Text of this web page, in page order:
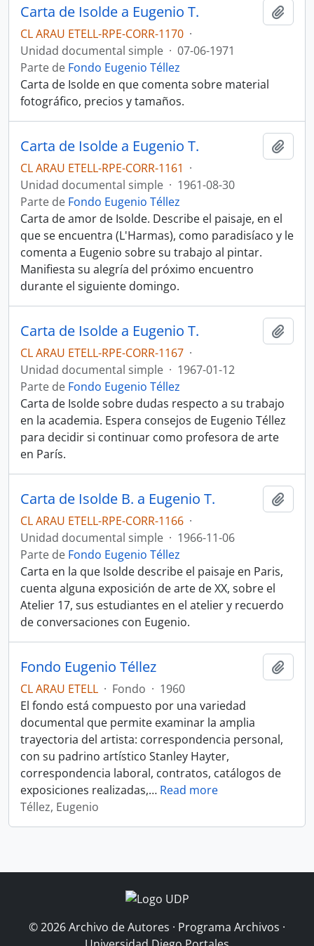
Carta de Isolde a Eugenio T.
CL ARAU ETELL-RPE-CORR-1170 ·
Unidad documental simple · 07-06-1971
Parte de Fondo Eugenio Téllez
Carta de Isolde en que comenta sobre material
fotográfico, precios y tamaños.
Carta de Isolde a Eugenio T.
CL ARAU ETELL-RPE-CORR-1161 ·
Unidad documental simple · 1961-08-30
Parte de Fondo Eugenio Téllez
Carta de amor de Isolde. Describe el paisaje, en el
que se encuentra (L'Harmas), como paradisíaco y le
comenta a Eugenio sobre su trabajo al pintar.
Manifiesta su alegría del próximo encuentro
durante el siguiente domingo.
Carta de Isolde a Eugenio T.
CL ARAU ETELL-RPE-CORR-1167 ·
Unidad documental simple · 1967-01-12
Parte de Fondo Eugenio Téllez
Carta de Isolde sobre dudas respecto a su trabajo
en la academia. Espera consejos de Eugenio Téllez
para decidir si continuar como profesora de arte
en París.
Carta de Isolde B. a Eugenio T.
CL ARAU ETELL-RPE-CORR-1166 ·
Unidad documental simple · 1966-11-06
Parte de Fondo Eugenio Téllez
Carta en la que Isolde describe el paisaje en Paris,
cuenta alguna exposición de arte de XX, sobre el
Atelier 17, sus estudiantes en el atelier y recuerdo
de conversaciones con Eugenio.
Fondo Eugenio Téllez
CL ARAU ETELL · Fondo · 1960
El fondo está compuesto por una variedad
documental que permite examinar la amplia
trayectoria del artista: correspondencia personal,
con su padrino artístico Stanley Hayter,
correspondencia laboral, contratos, catálogos de
exposiciones realizadas,… Read more
Téllez, Eugenio
© 2026 Archivo de Autores · Programa Archivos ·